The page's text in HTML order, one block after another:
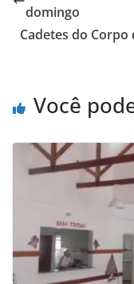
domingo
Cadetes do
Você